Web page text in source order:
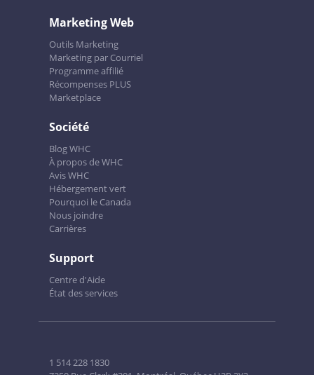
Marketing Web
Outils Marketing
Marketing par Courriel
Programme affilié
Récompenses PLUS
Marketplace
Société
Blog WHC
À propos de WHC
Avis WHC
Hébergement vert
Pourquoi le Canada
Nous joindre
Carrières
Support
Centre d'Aide
État des services
1 514 228 1830